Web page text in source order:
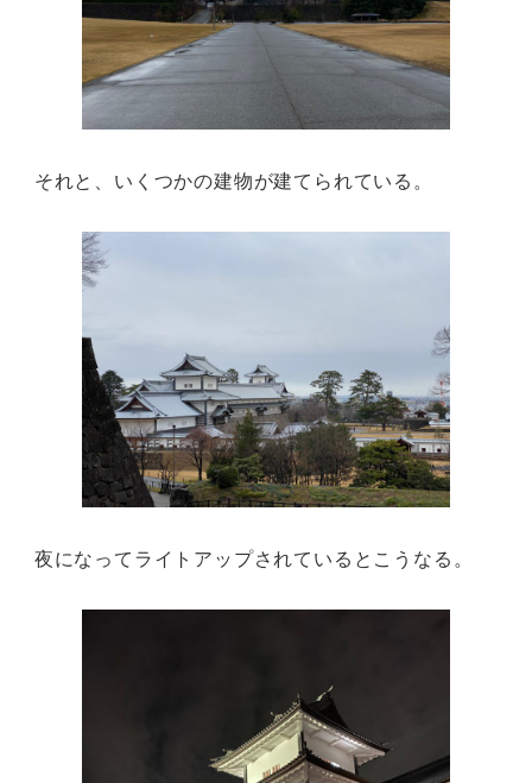
それと、いくつかの建物が建てられている。
夜になってライトアップされているとこうなる。